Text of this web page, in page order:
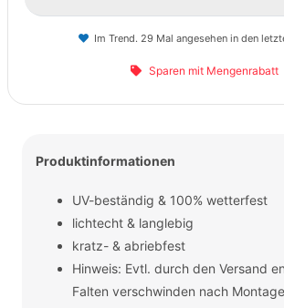
Im Trend. 29 Mal angesehen in den
Sparen mit Mengenrabatt
Produktinformationen
UV-beständig & 100% wetterfest
lichtecht & langlebig
kratz- & abriebfest
Hinweis: Evtl. durch den Versand
Falten verschwinden nach